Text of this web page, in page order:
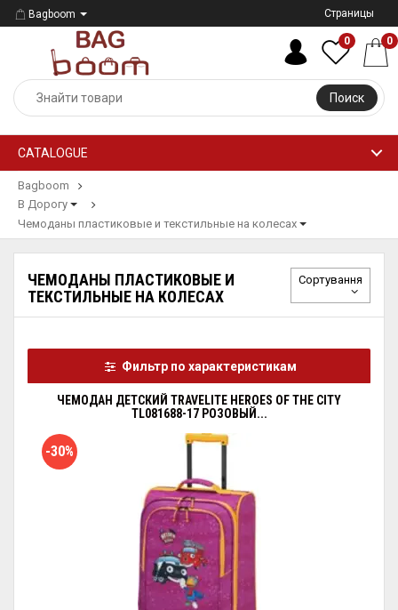
Bagboom Страницы
Поиск
0 0
CATALOGUE
Bagboom
В Дорогу
Чемоданы пластиковые и текстильные на колесах
ЧЕМОДАНЫ ПЛАСТИКОВЫЕ И
ТЕКСТИЛЬНЫЕ НА КОЛЕСАХ
Сортування
Фильтр по характеристикам
ЧЕМОДАН ДЕТСКИЙ TRAVELITE HEROES OF THE CITY
TL081688-17 РОЗОВЫЙ...
-30%